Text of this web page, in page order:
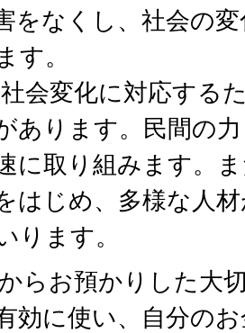
をなくし、社会の
す。
会変化に対応する
あります。民間の
に取り組みます。
はじめ、多様な人
ります。
らお預かりした大
効に使い、自分の